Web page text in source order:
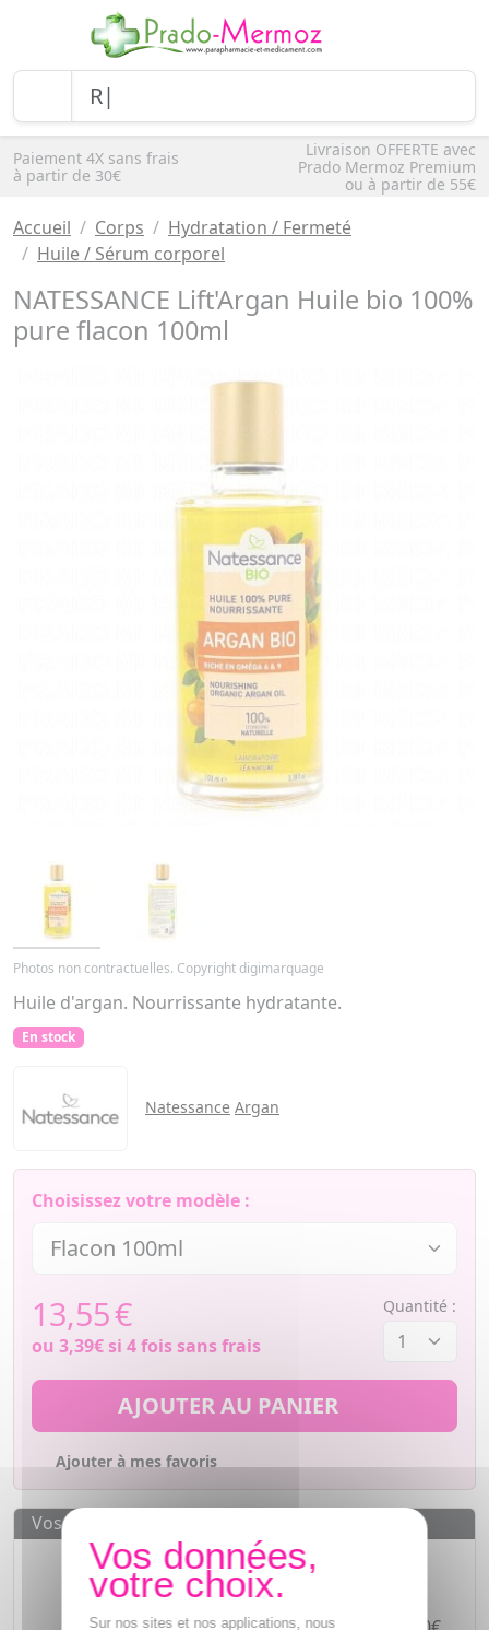
Paiement 4X sans frais
à partir de 30€
Livraison OFFERTE avec
Prado Mermoz Premium
ou à partir de 55€
Accueil Corps
Hydratation / Fermeté
Huile / Sérum corporel
NATESSANCE Lift'Argan Huile bio 100%
pure flacon 100ml
Photos non contractuelles. Copyright digimarquage
Huile d'argan. Nourrissante hydratante.
En stock
Natessance Argan
Choisissez votre modèle :
13,55€
ou 3,39€si 4 fois sans frais
Quantité :
AJOUTER AU PANIER
Ajouter à mes favoris
Vos avantages
Des prixIMBATTABLES
Paiement en ligneSÉCURISÉ
Sur nos sites et nos applications, nous